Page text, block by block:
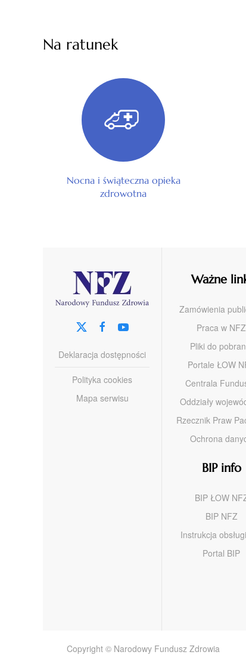
Na ratunek
Nocna i świąteczna opieka
zdrowotna
Deklaracja dostępności
Polityka cookies
Mapa serwisu
Ważne
Zamówienia
Praca w NFZ
Pliki do
Portale ŁOW
Centrala
Oddziały
Rzecznik Praw
Ochrona
BIP info
BIP ŁOW
BIP NFZ
Instrukcja
Portal BIP
Copyright © Narodowy Fundusz Zdrowia